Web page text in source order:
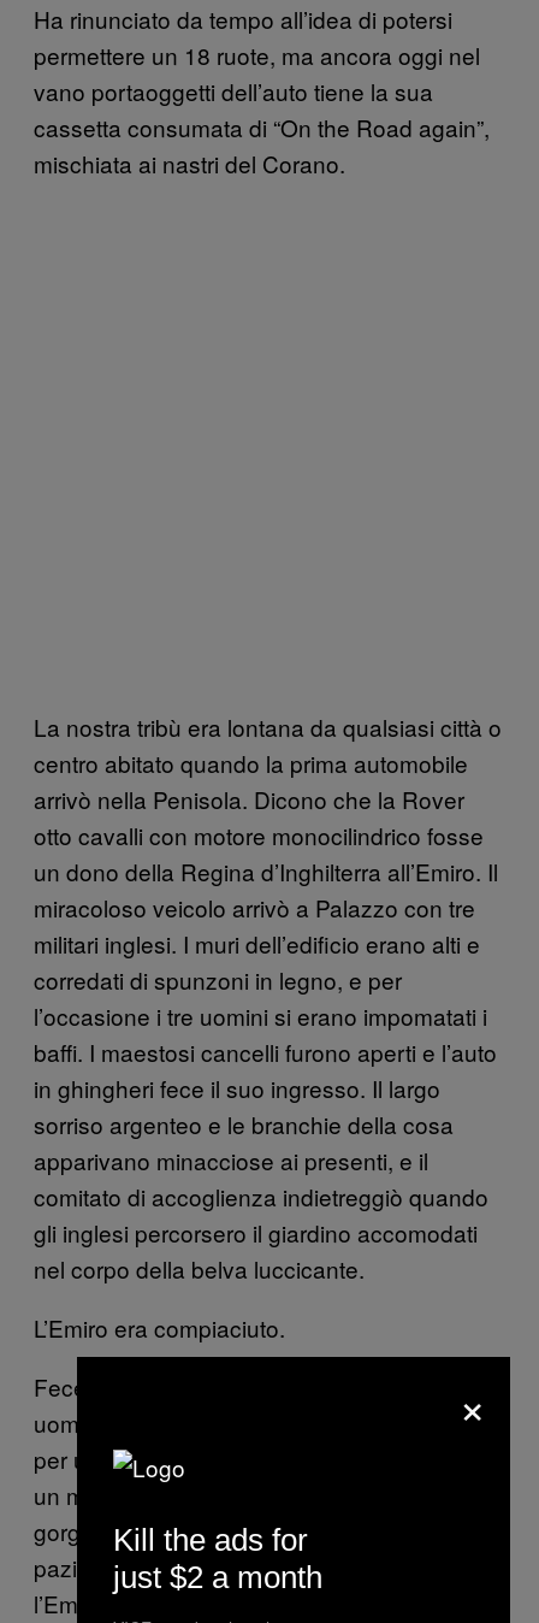
Ha rinunciato da tempo all’idea di potersi
permettere un 18 ruote, ma ancora oggi nel
vano portaoggetti dell’auto tiene la sua
cassetta consumata di “On the Road again”,
mischiata ai nastri del Corano.
La nostra tribù era lontana da qualsiasi città o
centro abitato quando la prima automobile
arrivò nella Penisola. Dicono che la Rover
otto cavalli con motore monocilindrico fosse
un dono della Regina d’Inghilterra all’Emiro. Il
miracoloso veicolo arrivò a Palazzo con tre
militari inglesi. I muri dell’edificio erano alti e
corredati di spunzoni in legno, e per
l’occasione i tre uomini si erano impomatati i
baffi. I maestosi cancelli furono aperti e l’auto
in ghingheri fece il suo ingresso. Il largo
sorriso argenteo e le branchie della cosa
apparivano minacciose ai presenti, e il
comitato di accoglienza indietreggiò quando
gli inglesi percorsero il giardino accomodati
nel corpo della belva luccicante.
L’Emiro era compiaciuto.
Fece alcuni giri del giardino e poi invitò gli
uomini rossi in viso a raggiungerlo nel
majlis
per un tè. Gli uomini risero con gusto mentre
un mare di fraintendimenti iniziava a
gorgogliare tra loro. La Rover rimase
pazientemente ad aspettare fuori. Pare che
l’Emiro non fu abbastanza lungimirante da
×
Kill the ads for
just $2 a month